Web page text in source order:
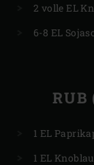
2 volle EL
6-8 EL
RUB
1 EL
1 EL